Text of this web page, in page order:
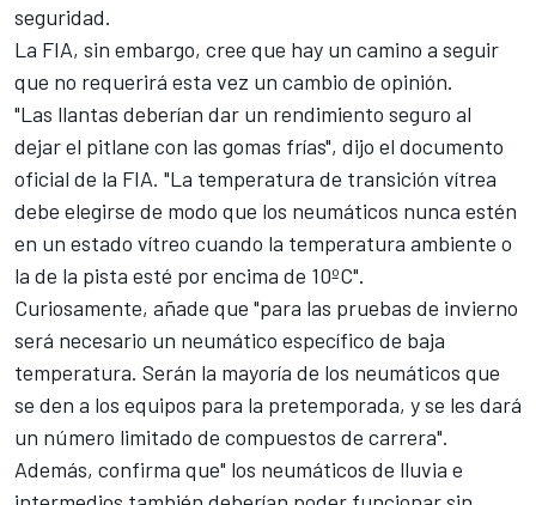
seguridad.
La FIA, sin embargo, cree que hay un camino a seguir
que no requerirá esta vez un cambio de opinión.
"Las llantas deberían dar un rendimiento seguro al
dejar el pitlane con las gomas frías", dijo el documento
oficial de la FIA. "La temperatura de transición vítrea
debe elegirse de modo que los neumáticos nunca estén
en un estado vítreo cuando la temperatura ambiente o
la de la pista esté por encima de 10ºC".
Curiosamente, añade que "para las pruebas de invierno
será necesario un neumático específico de baja
temperatura. Serán la mayoría de los neumáticos que
se den a los equipos para la pretemporada, y se les dará
un número limitado de compuestos de carrera".
Además, confirma que" los neumáticos de lluvia e